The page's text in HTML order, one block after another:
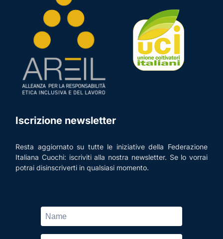
Iscrizione newsletter
Resta aggiornato su tutte le iniziative della Federazione
Italiana Cuochi: iscriviti alla nostra newsletter. Se lo vorrai
potrai disinscriverti in qualsiasi momento.